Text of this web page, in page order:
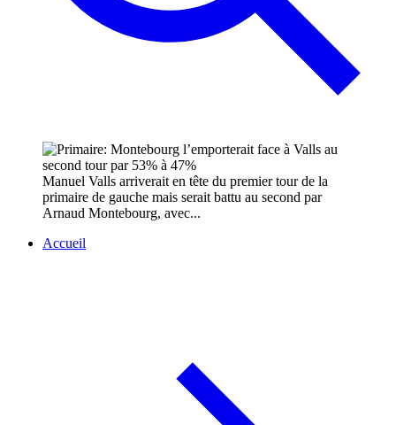
Manuel Valls arriverait en tête du premier tour de la
primaire de gauche mais serait battu au second par
Arnaud Montebourg, avec...
Accueil